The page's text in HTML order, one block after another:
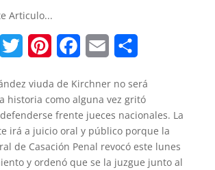
Articulo...
i
t
t
e
n
t
e
r
c
e
b
o
a
i
l
a
r
e
viuda de Kirchner no será
historia como alguna vez gritó
frente jueces nacionales. La
irá a juicio oral y público porque la
de Casación Penal revocó este lunes
y ordenó que se la juzgue junto al